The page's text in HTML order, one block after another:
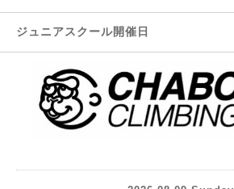
ジュニアスクール開催日